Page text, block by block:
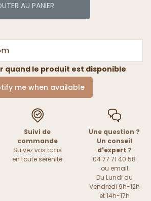
AU PANIER
quand le produit est disponible
me when available
Suivi de
commande
Suivez vos colis
en toute sérénité
Une question ?
Un conseil
d'expert ?
04 77 71 40 58
ou email
Du Lundi au
Vendredi 9h-12h
et 14h-17h